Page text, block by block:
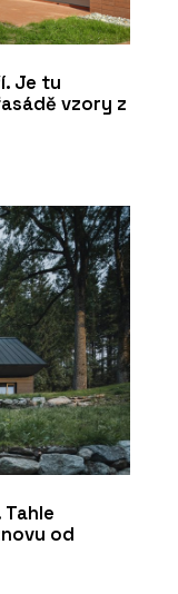
Je tu
vzory z
od